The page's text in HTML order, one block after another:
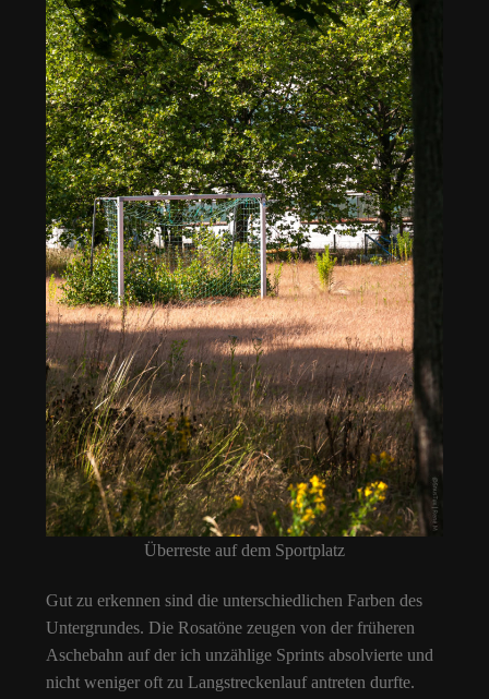
Überreste auf dem Sportplatz
Gut zu erkennen sind die unterschiedlichen Farben des
Untergrundes. Die Rosatöne zeugen von der früheren
Aschebahn auf der ich unzählige Sprints absolvierte und
nicht weniger oft zu Langstreckenlauf antreten durfte.